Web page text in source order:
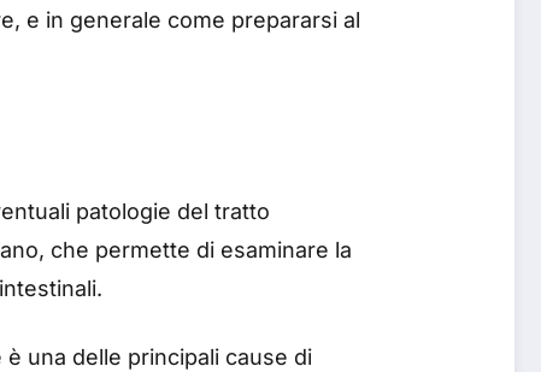
e in generale come prepararsi al
patologie del tratto
che permette di esaminare la
una delle principali cause di